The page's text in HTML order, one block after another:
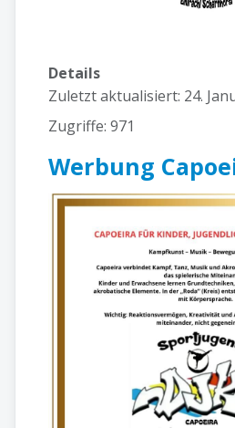
Details
Zuletzt aktualisiert: 24.
Zugriffe: 971
Werbung